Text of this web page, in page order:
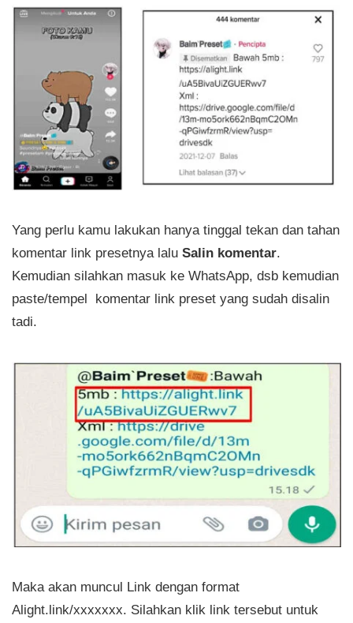
Yang perlu kamu lakukan hanya tinggal tekan dan tahan
komentar link presetnya lalu Salin komentar.
Kemudian silahkan masuk ke WhatsApp, dsb kemudian
paste/tempel komentar link preset yang sudah disalin
tadi.
Maka akan muncul Link dengan format
Alight.link/xxxxxxx. Silahkan klik link tersebut untuk